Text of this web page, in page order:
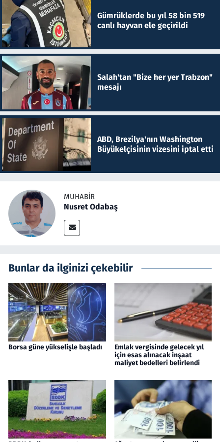
Gümrüklerde bu yıl 58 bin 519
canlı hayvan ele geçirildi
Salah'tan "Bize her yer Trabzon"
mesajı
ABD, Brezilya'nın Washington
Büyükelçisinin vizesini iptal etti
MUHABIR
Nusret Odabaş
Bunlar da ilginizi çekebilir
Borsa güne yükselişle başladı
Emlak vergisinde gelecek yıl
için esas alınacak inşaat
maliyet bedelleri belirlendi